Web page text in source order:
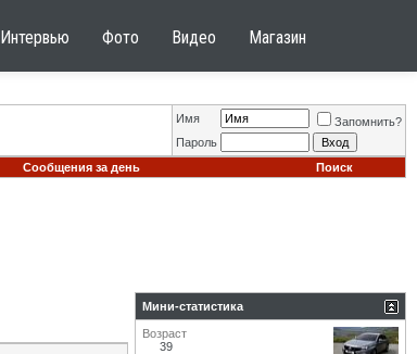
Интервью Фото Видео Магазин
Имя
Запомнить?
Пароль
Сообщения за день Поиск
Мини-статистика
Возраст
39